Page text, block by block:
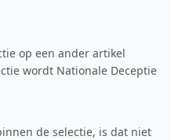
op een ander artikel
wordt Nationale Deceptie
de selectie, is dat niet